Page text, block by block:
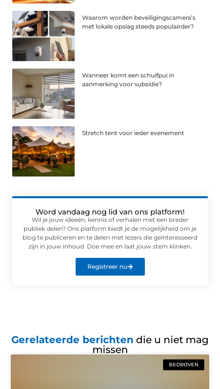
Waarom worden beveiligingscamera’s
met lokale opslag steeds populairder?
Wanneer komt een schuifpui in
aanmerking voor subsidie?
Stretch tent voor ieder evenement
Word vandaag nog lid van ons platform!
Wil je jouw ideeën, kennis of verhalen met een breder
publiek delen? Ons platform biedt je de mogelijkheid om je
blog te publiceren en te delen met lezers die geïnteresseerd
zijn in jouw inhoud. Doe mee en laat jouw stem klinken.
Registreer nu
Gerelateerde berichten die u niet mag
missen
BEDRIJVEN